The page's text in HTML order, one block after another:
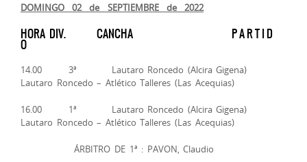
DOMINGO 02 de SEPTIEMBRE de 2022
HORA DIV. CANCHA P A R T I D
O
14.00 3ª Lautaro Roncedo (Alcira Gigena)
Lautaro Roncedo – Atlético Talleres (Las Acequias)
16.00 1ª Lautaro Roncedo (Alcira Gigena)
Lautaro Roncedo – Atlético Talleres (Las Acequias)
ÁRBITRO DE 1ª : PAVON, Claudio